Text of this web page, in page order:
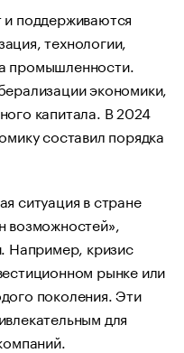
и поддерживаются
технологии,
промышленности.
экономики,
капитала. В 2024
составил порядка
ситуация в стране
возможностей»,
Например, кризис
рынке или
поколения. Эти
для